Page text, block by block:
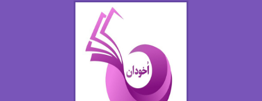
امیر فرهی
باران
بهار سلطانی
بهاره شیرازی